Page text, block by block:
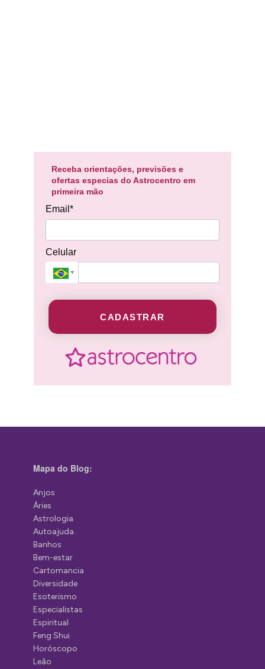
Receba orientações, previsões e
ofertas especias do Astrocentro em
primeira mão
Email*
Celular
CADASTRAR
Mapa do Blog:
Anjos
Áries
Astrologia
Autoajuda
Banhos
Bem-estar
Cartomancia
Diversidade
Esoterismo
Especialistas
Espiritual
Feng Shui
Horóscopo
Leão